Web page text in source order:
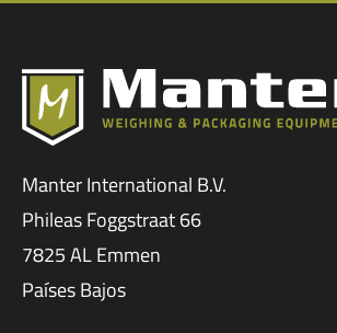
Manter International B.V.
Phileas Foggstraat 66
7825 AL Emmen
Países Bajos